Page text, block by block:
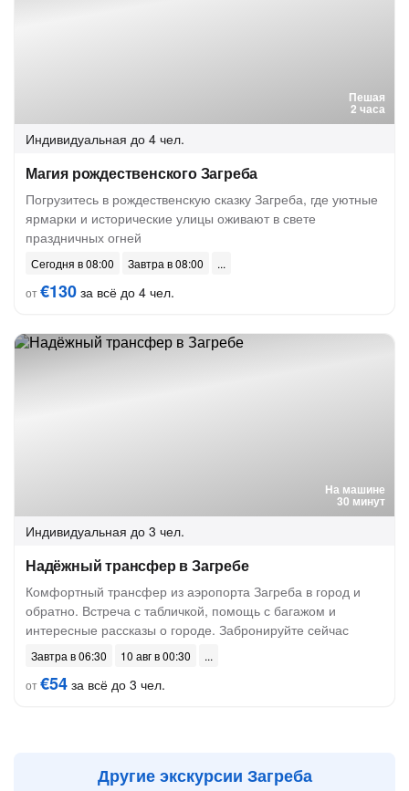
Пешая
2 часа
Индивидуальная до 4 чел.
Магия рождественского Загреба
Погрузитесь в рождественскую сказку Загреба, где уютные
ярмарки и исторические улицы оживают в свете
праздничных огней
Сегодня в 08:00
Завтра в 08:00
от€130 за всё до 4 чел.
На машине
30 минут
Индивидуальная до 3 чел.
Надёжный трансфер в Загребе
Комфортный трансфер из аэропорта Загреба в город и
обратно. Встреча с табличкой, помощь с багажом и
интересные рассказы о городе. Забронируйте сейчас
Завтра в 06:30
10 авг в 00:30
от€54 за всё до 3 чел.
Другие экскурсии Загреба